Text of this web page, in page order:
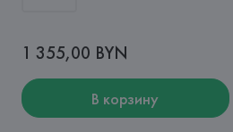
1 355,00 BYN
В корзину